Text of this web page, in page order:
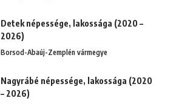
Detek népessége, lakossága (2020 –
2026)
Borsod-Abaúj-Zemplén vármegye
Nagyrábé népessége, lakossága (2020
– 2026)